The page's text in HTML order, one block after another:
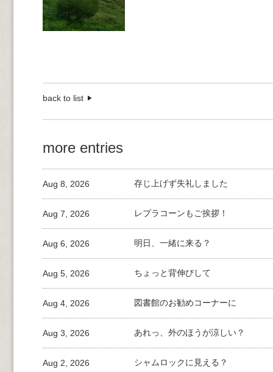
back to list
more entries
存じ上げず失礼しました
Aug 8, 2026
レプラコーンもご挨拶！
Aug 7, 2026
明日、一緒に来る？
Aug 6, 2026
ちょっと背伸びして
Aug 5, 2026
図書館のお勧めコーナーに
Aug 4, 2026
あれっ、外のほうが涼しい？
Aug 3, 2026
シャムロックに見える？
Aug 2, 2026